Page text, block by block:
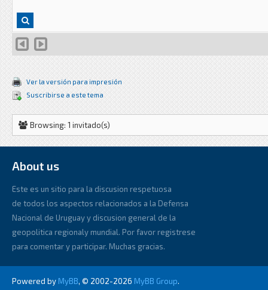
Ver la versión para impresión
Suscribirse a este tema
Browsing: 1 invitado(s)
About us
Este es un sitio para la discusion respetuosa
de todos los aspectos relacionados a la Defensa
Nacional de Uruguay y discusion general de la
geopolitica regionaly mundial. Por favor registrese
para comentar y participar. Muchas gracias.
Powered by MyBB, © 2002-2026 MyBB Group.